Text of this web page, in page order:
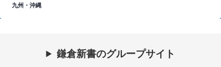
九州・沖縄
鎌倉新書のグループサイト